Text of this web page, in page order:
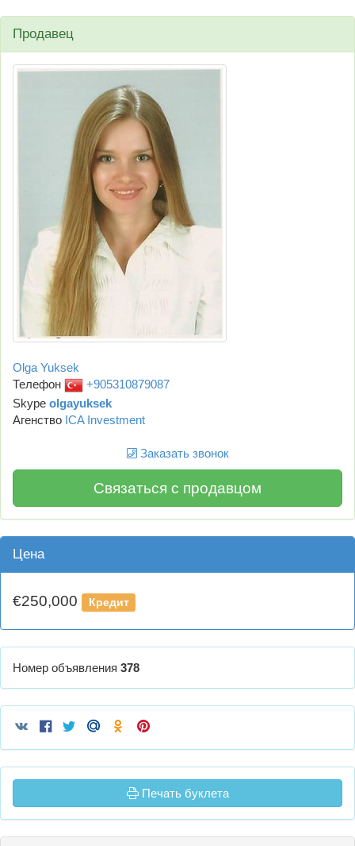
Продавец
Olga Yuksek
Телефон
+905310879087
Skype olgayuksek
Агенство ICA Investment
Заказать звонок
Связаться с продавцом
Цена
€250,000 Кредит
Номер объявления 378
Печать буклета